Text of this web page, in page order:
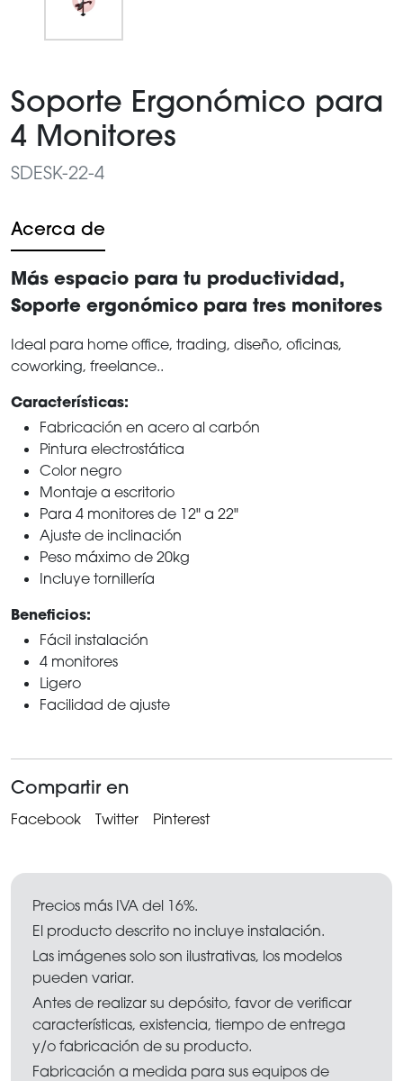
of
1
Soporte Ergonómico para
4 Monitores
SDESK-22-4
Acerca de
Más espacio para tu productividad,
Soporte ergonómico para tres monitores
Ideal para home office, trading, diseño, oficinas,
coworking, freelance..
Características:
Fabricación en acero al carbón
Pintura electrostática
Color negro
Montaje a escritorio
Para 4 monitores de 12" a 22"
Ajuste de inclinación
Peso máximo de 20kg
Incluye tornillería
Beneficios:
Fácil instalación
4 monitores
Ligero
Facilidad de ajuste
Compartir en
Facebook Twitter Pinterest
Precios más IVA del 16%.
El producto descrito no incluye instalación.
Las imágenes solo son ilustrativas, los modelos
pueden variar.
Antes de realizar su depósito, favor de verificar
características, existencia, tiempo de entrega
y/o fabricación de su producto.
Fabricación a medida para sus equipos de